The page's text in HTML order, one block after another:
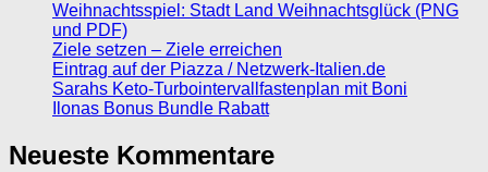
Weihnachtsspiel: Stadt Land Weihnachtsglück (PNG
und PDF)
Ziele setzen – Ziele erreichen
Eintrag auf der Piazza / Netzwerk-Italien.de
Sarahs Keto-Turbointervallfastenplan mit Boni
Ilonas Bonus Bundle Rabatt
Neueste Kommentare